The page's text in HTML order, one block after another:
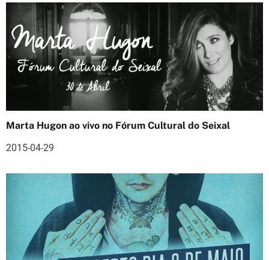
g
s
Marta Hugon ao vivo no Fórum Cultural do Seixal
2015-04-29